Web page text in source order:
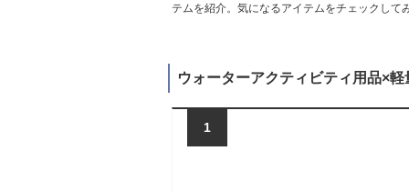
テムを紹介。気になるアイテムをチェックして
ウォーターアクティビティ用品×
1